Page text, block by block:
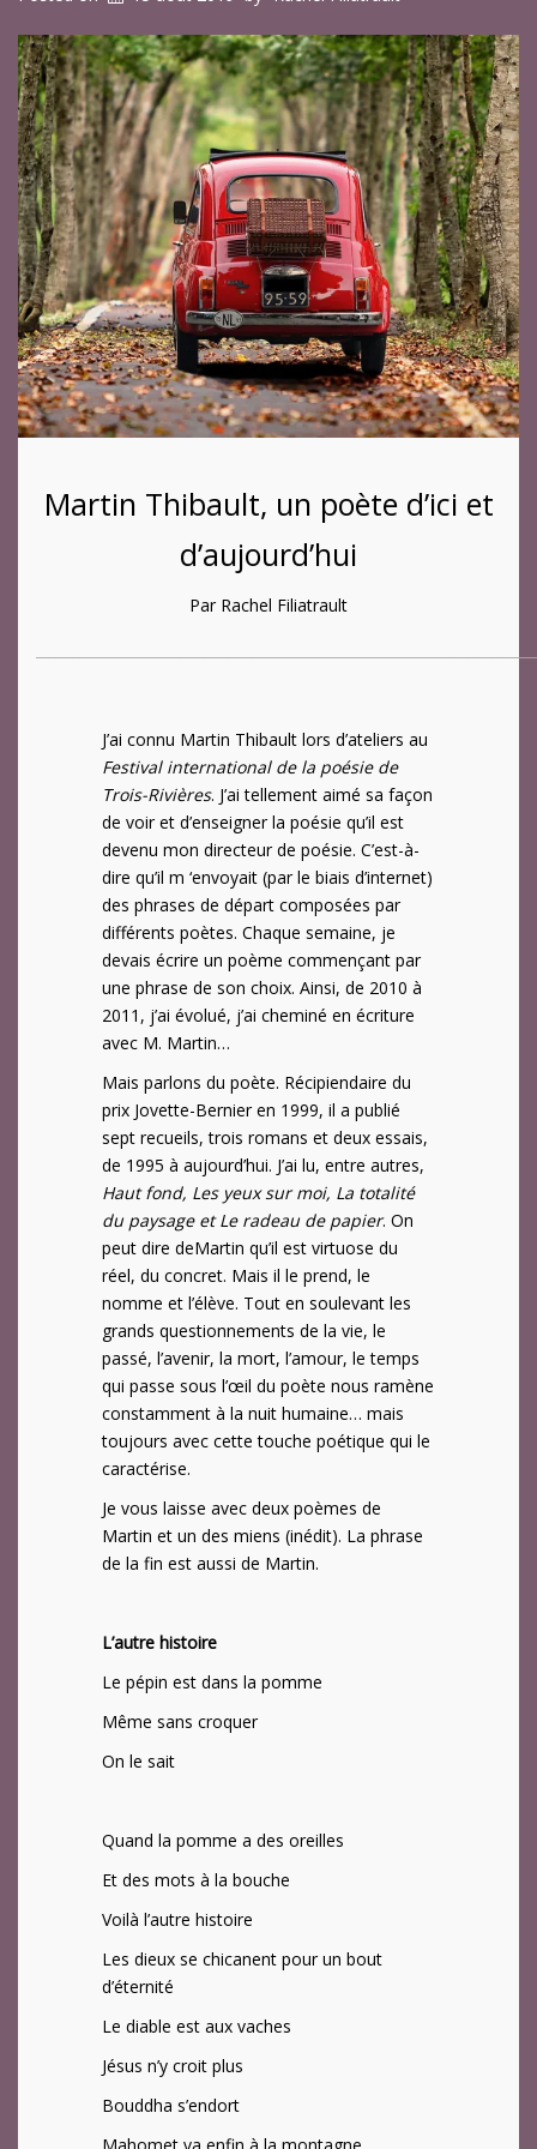
Martin Thibault, un poète d’ici et
d’aujourd’hui
Par Rachel Filiatrault
J’ai connu Martin Thibault lors d’ateliers au
Festival international de la poésie de
Trois-Rivières. J’ai tellement aimé sa façon
de voir et d’enseigner la poésie qu’il est
devenu mon directeur de poésie. C’est-à-
dire qu’il m ‘envoyait (par le biais d’internet)
des phrases de départ composées par
différents poètes. Chaque semaine, je
devais écrire un poème commençant par
une phrase de son choix. Ainsi, de 2010 à
2011, j’ai évolué, j’ai cheminé en écriture
avec M. Martin…
Mais parlons du poète. Récipiendaire du
prix Jovette-Bernier en 1999, il a publié
sept recueils, trois romans et deux essais,
de 1995 à aujourd’hui. J’ai lu, entre autres,
Haut fond, Les yeux sur moi, La totalité
du paysage et Le radeau de papier. On
peut dire deMartin qu’il est virtuose du
réel, du concret. Mais il le prend, le
nomme et l’élève. Tout en soulevant les
grands questionnements de la vie, le
passé, l’avenir, la mort, l’amour, le temps
qui passe sous l’œil du poète nous ramène
constamment à la nuit humaine… mais
toujours avec cette touche poétique qui le
caractérise.
Je vous laisse avec deux poèmes de
Martin et un des miens (inédit). La phrase
de la fin est aussi de Martin.
L’autre histoire
Le pépin est dans la pomme
Même sans croquer
On le sait
Quand la pomme a des oreilles
Et des mots à la bouche
Voilà l’autre histoire
Les dieux se chicanent pour un bout
d’éternité
Le diable est aux vaches
Jésus n’y croit plus
Bouddha s’endort